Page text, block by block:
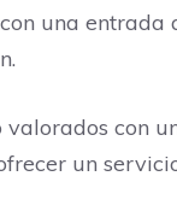
una entrada
con
un